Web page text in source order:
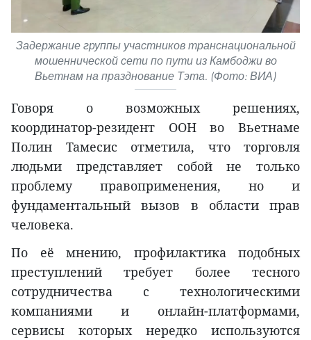
Задержание группы участников транснациональной
мошеннической сети по пути из Камбоджи во
Вьетнам на празднование Тэта. (Фото: ВИА)
Говоря о возможных решениях,
координатор-резидент ООН во Вьетнаме
Полин Тамесис отметила, что торговля
людьми представляет собой не только
проблему правоприменения, но и
фундаментальный вызов в области прав
человека.
По её мнению, профилактика подобных
преступлений требует более тесного
сотрудничества с технологическими
компаниями и онлайн-платформами,
сервисы которых нередко используются